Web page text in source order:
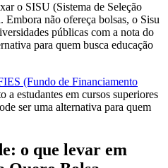
o SISU (Sistema de Seleção
não ofereça bolsas, o Sisu
públicas com a nota do
para quem busca educação
(Fundo de Financiamento
a estudantes em cursos superiores
ser uma alternativa para quem
o que levar em